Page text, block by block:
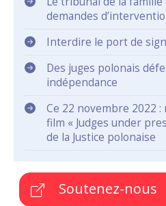
demandes
Interdire le port de
Des juges polonais
indépendance
Ce 22 novembre 2022
film « Judges under
de la Justice polonaise
Soutenez-nous